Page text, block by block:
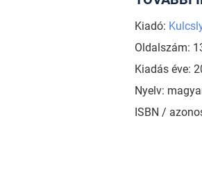
Kiadó:
Oldalszám:
Kiadás éve:
Nyelv:
ISBN /